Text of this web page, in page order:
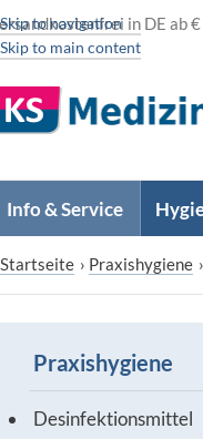
Skip to navigation
Skip to main content
in DE ab €
Info & Service
Startseite › Praxishygiene ›
Praxishygiene
Desinfektionsmittel